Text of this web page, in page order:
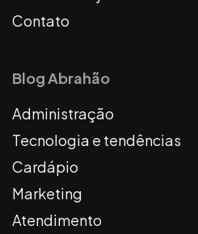
Contato
Blog Abrahão
Administração
Tecnologia e tendências
Cardápio
Marketing
Atendimento